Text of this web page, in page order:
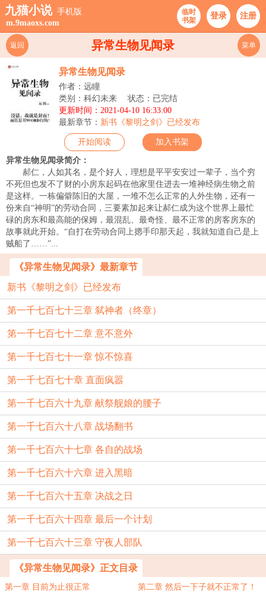
九猫小说 手机版
m.9maoxs.com
临时
书架
登录 注册
异常生物见闻录
返回 菜单
异常生物见闻录
作者：远瞳
类别：科幻未来
状态：已完结
更新时间：2021-04-10 16:33:00
最新章节： 新书《黎明之剑》已经发布
开始阅读 加入书架
异常生物见闻录简介：
郝仁，人如其名，是个好人，理想是平平安安过一辈子，当个穷
不死但也发不了财的小房东起码在他家里住进去一堆神经病生物之前
是这样。一栋偏僻陈旧的大屋，一堆不怎么正常的人外生物，还有一
份来自“神明”的劳动合同，三要素加起来让郝仁成为这个世界上最忙
碌的房东和最高能的保姆，最混乱、最奇怪、最不正常的房客房东的
故事就此开始。“自打在劳动合同上摁手印那天起，我就知道自己是上
贼船了……”...
《异常生物见闻录》最新章节
新书《黎明之剑》已经发布
第一千七百七十三章 弑神者（终章）
第一千七百七十二章 意不意外
第一千七百七十一章 惊不惊喜
第一千七百七十章 直面疯嚣
第一千七百六十九章 献祭舰娘的腰子
第一千七百六十八章 战场翻书
第一千七百六十七章 各自的战场
第一千七百六十六章 进入黑暗
第一千七百六十五章 决战之日
第一千七百六十四章 最后一个计划
第一千七百六十三章 守夜人部队
《异常生物见闻录》正文目录
第一章 目前为止很正常 第二章 然后一下子就不正常了！